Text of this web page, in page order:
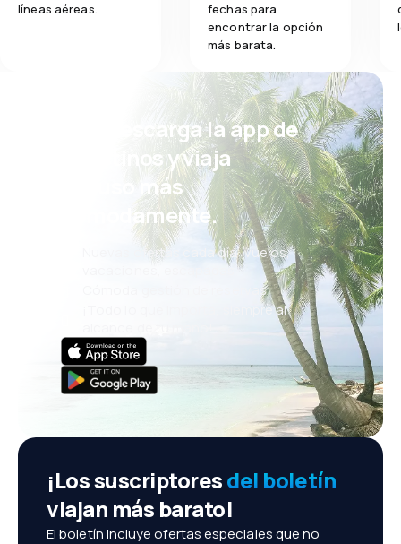
líneas aéreas.
fechas para
encontrar la opción
más barata.
¡Eh! Descarga la app de
eDestinos y viaja
incluso más
cómodamente.
Nuevas ofertas cada día: vuelos,
vacaciones, escapadas
Cómoda gestión de reservas
¡Todo lo que importa, siempre al
¡Los suscriptoresdel boletín
viajan más barato!
El boletín incluye ofertas especiales que no